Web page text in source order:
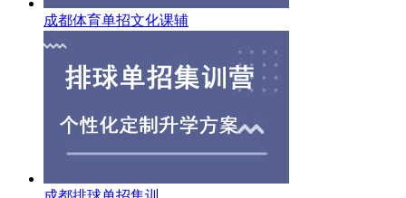
成都体育单招文化课辅